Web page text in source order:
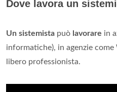
Dove lavora un
Un sistemista può lavorare in
informatiche), in agenzie come
libero professionista.